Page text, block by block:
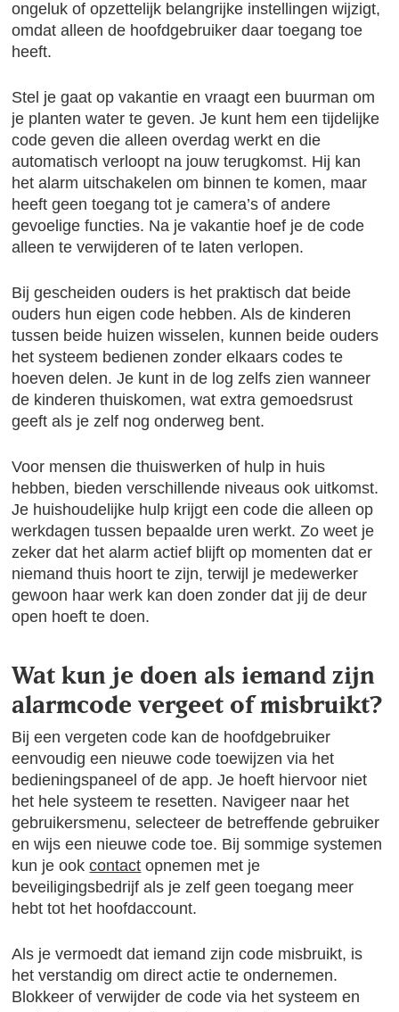
ongeluk of opzettelijk belangrijke instellingen wijzigt,
omdat alleen de hoofdgebruiker daar toegang toe
heeft.
Stel je gaat op vakantie en vraagt een buurman om
je planten water te geven. Je kunt hem een tijdelijke
code geven die alleen overdag werkt en die
automatisch verloopt na jouw terugkomst. Hij kan
het alarm uitschakelen om binnen te komen, maar
heeft geen toegang tot je camera’s of andere
gevoelige functies. Na je vakantie hoef je de code
alleen te verwijderen of te laten verlopen.
Bij gescheiden ouders is het praktisch dat beide
ouders hun eigen code hebben. Als de kinderen
tussen beide huizen wisselen, kunnen beide ouders
het systeem bedienen zonder elkaars codes te
hoeven delen. Je kunt in de log zelfs zien wanneer
de kinderen thuiskomen, wat extra gemoedsrust
geeft als je zelf nog onderweg bent.
Voor mensen die thuiswerken of hulp in huis
hebben, bieden verschillende niveaus ook uitkomst.
Je huishoudelijke hulp krijgt een code die alleen op
werkdagen tussen bepaalde uren werkt. Zo weet je
zeker dat het alarm actief blijft op momenten dat er
niemand thuis hoort te zijn, terwijl je medewerker
gewoon haar werk kan doen zonder dat jij de deur
open hoeft te doen.
Wat kun je doen als iemand zijn
alarmcode vergeet of misbruikt?
Bij een vergeten code kan de hoofdgebruiker
eenvoudig een nieuwe code toewijzen via het
bedieningspaneel of de app. Je hoeft hiervoor niet
het hele systeem te resetten. Navigeer naar het
gebruikersmenu, selecteer de betreffende gebruiker
en wijs een nieuwe code toe. Bij sommige systemen
kun je ookcontact opnemen met je
beveiligingsbedrijf als je zelf geen toegang meer
hebt tot het hoofdaccount.
Als je vermoedt dat iemand zijn code misbruikt, is
het verstandig om direct actie te ondernemen.
Blokkeer of verwijder de code via het systeem en